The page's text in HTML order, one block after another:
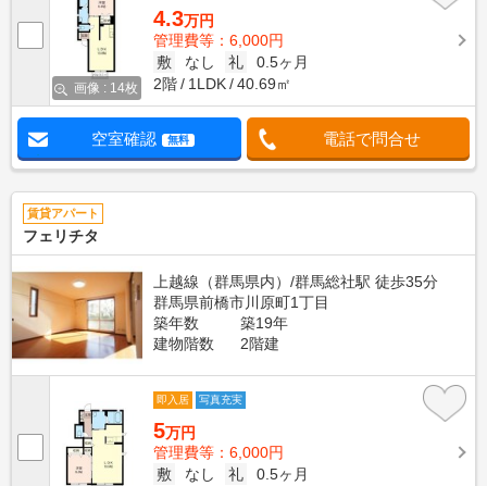
画像 : 14枚
4.3万円
管理費等：6,000円
敷
なし 礼
0.5ヶ月
2階
1LDK 40.69㎡
空室確認 無料 電話で問合せ
賃貸アパート
フェリチタ
上越線（群馬県内）/群馬総社駅 徒歩35分
群馬県前橋市川原町1丁目
築年数
築19年
建物階数
2階建
即入居 写真充実
5万円
管理費等：6,000円
敷
なし 礼
0.5ヶ月